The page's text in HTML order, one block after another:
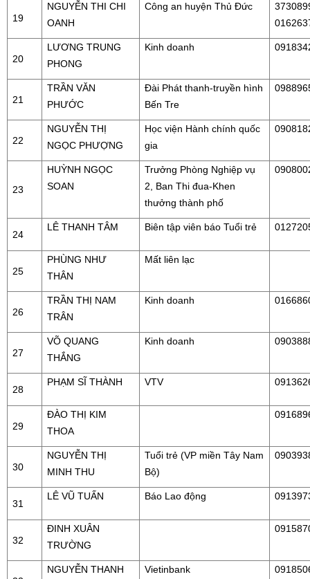
19
NGUYỄN THI CHI
OANH
Công an huyện Thủ Đức
20
LƯƠNG TRUNG
PHONG
Kinh doanh
21
TRẦN VĂN
PHƯỚC
Đài Phát thanh-truyền hình
Bến Tre
22
NGUYỄN THỊ
NGỌC PHƯỢNG
Học viện Hành chính quốc
gia
23
HUỲNH NGỌC
SOAN
Trưởng Phòng Nghiệp vụ
2, Ban Thi đua-Khen
thưởng thành phố
24
LÊ THANH TÂM Biên tập viên báo Tuổi trẻ
25
PHÙNG NHƯ
THÂN
Mất liên lạc
26
TRẦN THỊ NAM
TRÂN
Kinh doanh
27
VÕ QUANG
THẮNG
Kinh doanh
28
PHẠM SĨ THÀNH VTV
29
ĐÀO THỊ KIM
THOA
30
NGUYỄN THỊ
MINH THU
Tuổi trẻ (VP miền Tây Nam
Bộ)
31
LÊ VŨ TUẤN Báo Lao động
32
ĐINH XUÂN
TRƯỜNG
NGUYỄN THANH Vietinbank